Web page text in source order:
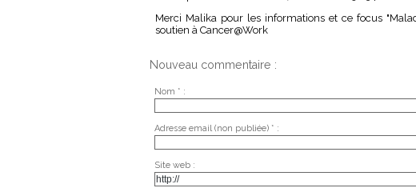
Merci Malika pour les informations et ce focus
soutien à Cancer@Work
Nouveau commentaire :
Nom * :
Adresse email (non publiée) * :
Site web :